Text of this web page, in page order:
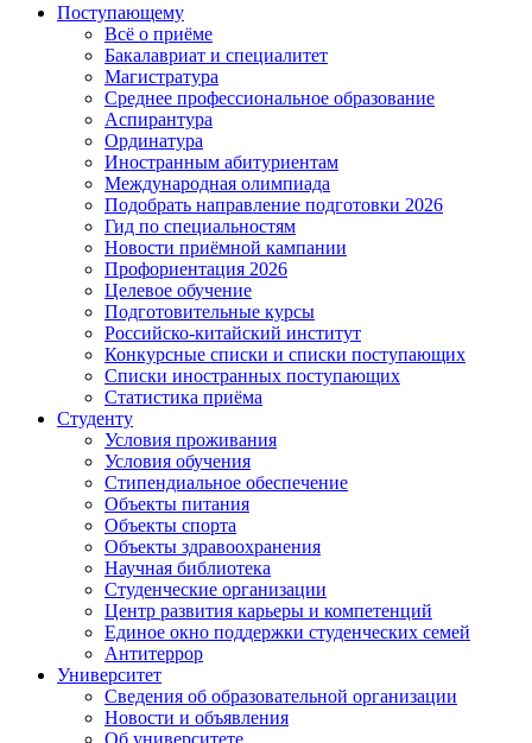
Поступающему
Всё о приёме
Бакалавриат и специалитет
Магистратура
Среднее профессиональное образование
Аспирантура
Ординатура
Иностранным абитуриентам
Международная олимпиада
Подобрать направление подготовки 2026
Гид по специальностям
Новости приёмной кампании
Профориентация 2026
Целевое обучение
Подготовительные курсы
Российско-китайский институт
Конкурсные списки и списки поступающих
Списки иностранных поступающих
Статистика приёма
Студенту
Условия проживания
Условия обучения
Стипендиальное обеспечение
Объекты питания
Объекты спорта
Объекты здравоохранения
Научная библиотека
Студенческие организации
Центр развития карьеры и компетенций
Единое окно поддержки студенческих семей
Антитеррор
Университет
Сведения об образовательной организации
Новости и объявления
Об университете